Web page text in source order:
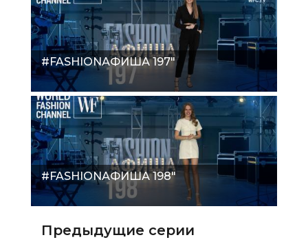
#FASHIONАФИША 197"
#FASHIONАФИША 198"
Предыдущие серии